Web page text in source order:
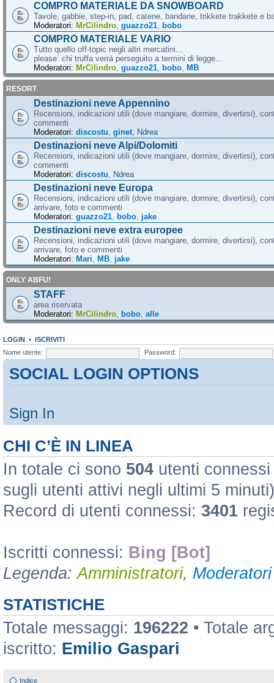
COMPRO MATERIALE DA SNOWBOARD
Tavole, gabbie, step-in, pad, catene, bandane, trikkete trakkete e
Moderatori: MrCilindro guazzo21 bobo
COMPRO MATERIALE VARIO
Tutto quello off-topic negli altri mercatini...
please: chi truffa verrà perseguito a termini di legge...
Moderatori: MrCilindro guazzo21 bobo MB
RESORT
Destinazioni neve Appennino
Recensioni, indicazioni utili (dove mangiare, dormire, divertirsi),
commenti
Moderatori: discostu ginet Ndrea
Destinazioni neve Alpi/Dolomiti
Recensioni, indicazioni utili (dove mangiare, dormire, divertirsi),
commenti
Moderatori: discostu Ndrea
Destinazioni neve Europa
Recensioni, indicazioni utili (dove mangiare, dormire, divertirsi),
arrivare, foto e commenti
Moderatori: guazzo21 bobo jake
Destinazioni neve extra europee
Recensioni, indicazioni utili (dove mangiare, dormire, divertirsi),
arrivare, foto e commenti
Moderatori: Mari MB jake
ONLY ABFU!
STAFF
area riservata
Moderatori: MrCilindro bobo alle
LOGIN • ISCRIVITI
Nome utente:
Password:
SOCIAL LOGIN OPTIONS
Sign In
CHI C’È IN LINEA
In totale ci sono 504 utenti
sugli utenti attivi negli ultimi 5 minuti)
Record di utenti connessi: 3401
Iscritti connessi: Bing [Bot]
Legenda:Amministratori,
STATISTICHE
Totale messaggi: 196222 • Totale
iscritto: Emilio Gaspari
Indice